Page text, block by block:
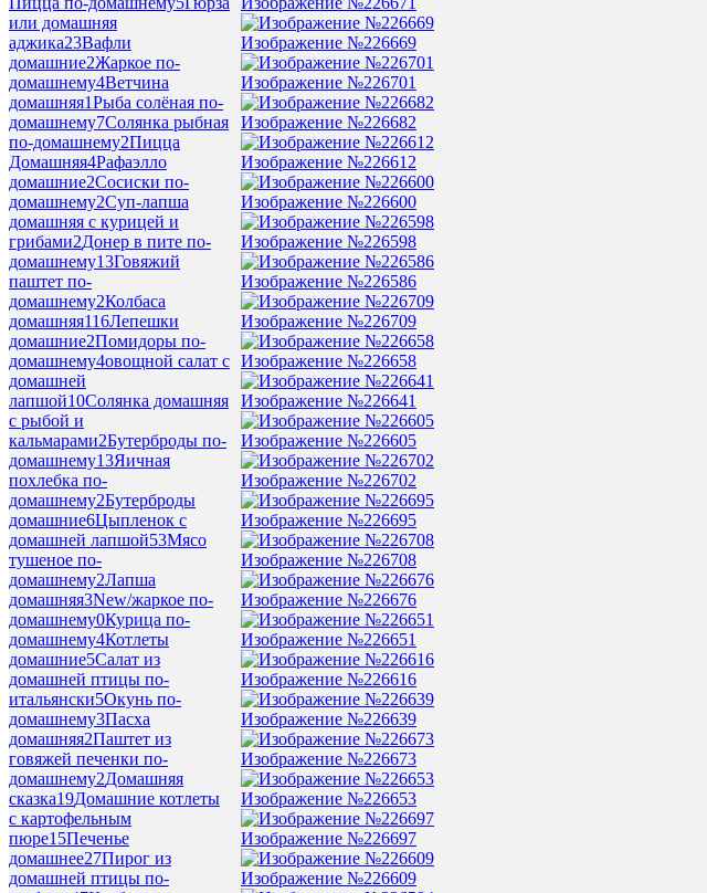
или домашняя
аджика23Вафли
домашние2Жаркое по-
домашнему4Ветчина
домашняя1Рыба солёная по-
домашнему7Солянка рыбная
по-домашнему2Пицца
Домашняя4Рафаэлло
домашние2Сосиски по-
домашнему2Суп-лапша
домашняя с курицей и
грибами2Донер в пите по-
домашнему13Говяжий
паштет по-
домашнему2Колбаса
домашняя116Лепешки
домашние2Помидоры по-
домашнему4овощной салат с
домашней
лапшой10Солянка домашняя
с рыбой и
кальмарами2Бутерброды по-
домашнему13Яичная
похлебка по-
домашнему2Бутерброды
домашние6Цыпленок с
домашней лапшой53Мясо
тушеное по-
домашнему2Лапша
домашняя3New/жаркое по-
домашнему0Курица по-
домашнему4Котлеты
домашние5Салат из
домашней птицы по-
итальянски5Окунь по-
домашнему3Пасха
домашняя2Паштет из
говяжей печенки по-
домашнему2Домашняя
сказка19Домашние котлеты
с картофельным
пюре15Печенье
домашнее27Пирог из
домашней птицы по-
Изображение №226669
Изображение №226701
Изображение №226682
Изображение №226612
Изображение №226600
Изображение №226598
Изображение №226586
Изображение №226709
Изображение №226658
Изображение №226641
Изображение №226605
Изображение №226702
Изображение №226695
Изображение №226708
Изображение №226676
Изображение №226651
Изображение №226616
Изображение №226639
Изображение №226673
Изображение №226653
Изображение №226697
Изображение №226609